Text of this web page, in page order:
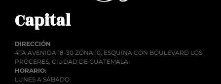
Capital
DIRECCIÓN
4TA AVENIDA 18-30 ZONA 10, ESQUINA CON BOULEVARD LOS
PRÓCERES, CIUDAD DE GUATEMALA
HORARIO:
LUNES A SÁBADO